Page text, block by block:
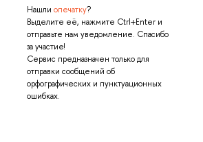
Нашли опечатку?
Выделите её, нажмите Ctrl+Enter и
отправьте нам уведомление. Спасибо
за участие!
Сервис предназначен только для
отправки сообщений об
орфографических и пунктуационных
ошибках.